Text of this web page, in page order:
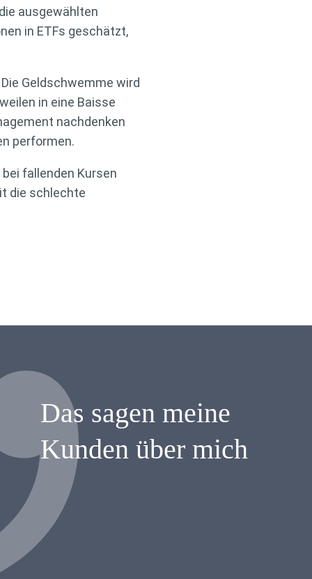
ausgewählten
in ETFs geschätzt,
Geldschwemme wird
in eine Baisse
nachdenken
performen.
fallenden Kursen
die schlechte
Das sagen meine
Kunden über mich